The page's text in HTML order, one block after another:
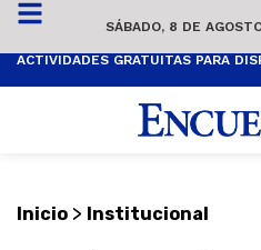
SÁBADO, 8 DE
Inicio > Institucional